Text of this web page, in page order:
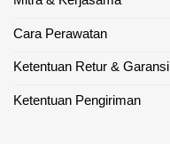
Cara Perawatan
Ketentuan Retur & Garansi
Ketentuan Pengiriman